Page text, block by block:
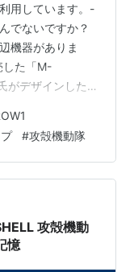
用しています。-
でないですか？
機器がありま
した「M-
がデザインした、
」「ドミニオ
しらピンとくる
宗氏が、2002年に
トが「M.A.P.P.
#攻殻機動隊
攻殻機動
憶